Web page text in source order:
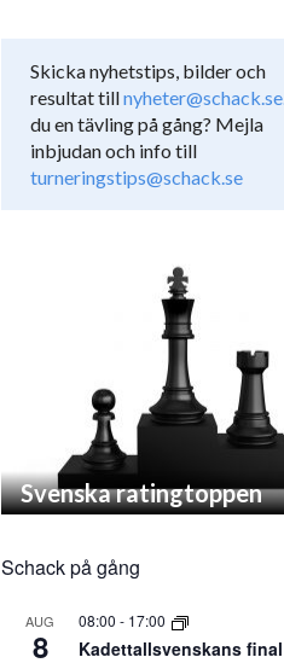
Skicka nyhetstips, bilder och
resultat tillnyheter@schack.se.
du en tävling på gång? Mejla
inbjudan och info till
turneringstips@schack.se
Svenska ratingtoppen
Schack på gång
AUG
8
08:00 - 17:00
Kadettallsvenskans final